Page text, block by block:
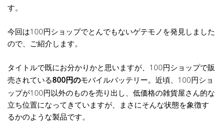
す。
今回は100円ショップでとんでもないゲテモノを発見しました
ので、ご紹介します。
タイトルで既にお分かりかと思いますが、100円ショップで販
売されている800円のモバイルバッテリー。近頃、100円ショ
ップが100円以外のものを売り出し、低価格の雑貨屋さん的な
立ち位置になってきていますが、まさにそんな状態を象徴す
るかのような製品です。